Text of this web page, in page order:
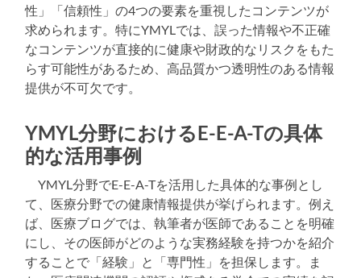
性」「信頼性」の4つの要素を重視したコンテンツが
求められます。特にYMYLでは、誤った情報や不正確
なコンテンツが直接的に健康や財政的なリスクをもた
らす可能性があるため、高品質かつ透明性のある情報
提供が不可欠です。
YMYL分野におけるE-E-A-Tの具体
的な活用事例
YMYL分野でE-E-A-Tを活用した具体的な事例とし
て、医療分野での健康情報提供が挙げられます。例え
ば、医療ブログでは、執筆者が医師であることを明確
にし、その医師がどのような実務経験を持つかを紹介
することで「経験」と「専門性」を担保します。ま